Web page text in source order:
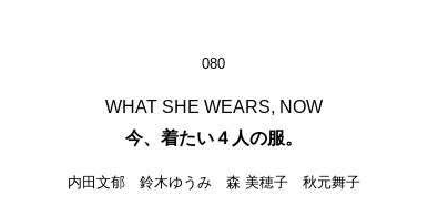
080
WHAT SHE WEARS, NOW
今、着たい４人の服。
内田文郁 鈴木ゆうみ 森 美穂子 秋元舞子